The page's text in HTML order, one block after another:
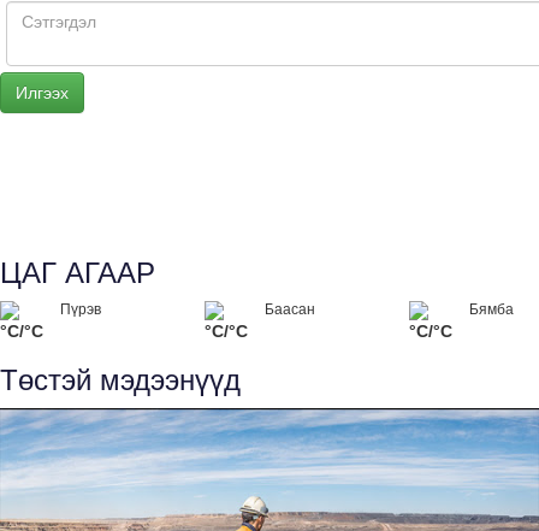
ЦАГ АГААР
Пүрэв
°C/°C
Баасан
°C/°C
Бямба
°C/°C
Төстэй мэдээнүүд